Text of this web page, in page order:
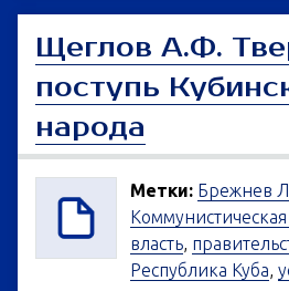
Щеглов А.Ф.
поступь
народа
Метки: Брежнев
власть,
Республика Куба,